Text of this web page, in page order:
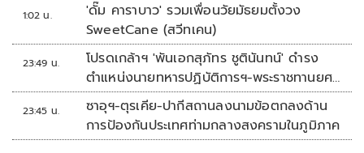
1:02 น.
'ดั๊ม คาราบาว' รวมเพื่อนวัยมัธยมตั้งวง
SweetCane (สวีทเคน)
23:49 น.
โปรดเกล้าฯ 'พันเอกสุภัทร ชูตินันทน์' ดำรง
ตำแหน่งนายทหารปฏิบัติการฯ-พระราชทานยศ
'พลตรี'
23:45 น.
ซาอุฯ-ตุรเคีย-ปากีสถานลงนามข้อตกลงด้าน
การป้องกันประเทศท่ามกลางสงครามในภูมิภาค